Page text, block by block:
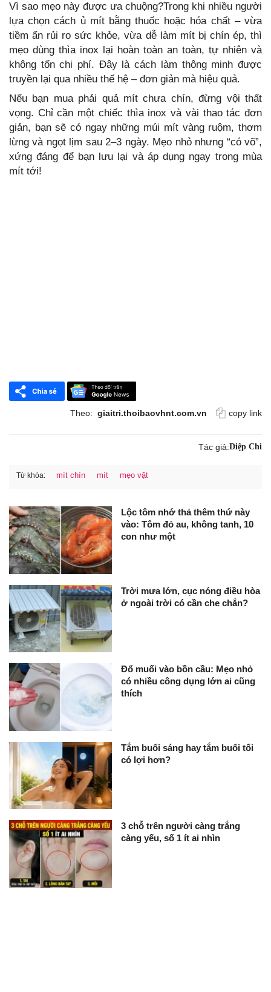
Vì sao mẹo này được ưa chuộng?Trong khi nhiều người
lựa chọn cách ủ mít bằng thuốc hoặc hóa chất – vừa
tiềm ẩn rủi ro sức khỏe, vừa dễ làm mít bị chín ép, thì
mẹo dùng thìa inox lại hoàn toàn an toàn, tự nhiên và
không tốn chi phí. Đây là cách làm thông minh được
truyền lại qua nhiều thế hệ – đơn giản mà hiệu quả.
Nếu bạn mua phải quả mít chưa chín, đừng vội thất
vọng. Chỉ cần một chiếc thìa inox và vài thao tác đơn
giản, bạn sẽ có ngay những múi mít vàng ruộm, thơm
lừng và ngọt lịm sau 2–3 ngày. Mẹo nhỏ nhưng “có võ”,
xứng đáng để bạn lưu lại và áp dụng ngay trong mùa
mít tới!
Theo: giaitri.thoibaovhnt.com.vn copy link
Tác giả:Diệp Chi
Từ khóa: mít chín mít mẹo vặt
Lộc tôm nhớ thả thêm thứ này
vào: Tôm đỏ au, không tanh, 10
con như một
Trời mưa lớn, cục nóng điều hòa
ở ngoài trời có cần che chắn?
Đổ muối vào bồn cầu: Mẹo nhỏ
có nhiều công dụng lớn ai cũng
thích
Tắm buổi sáng hay tắm buổi tối
có lợi hơn?
3 chỗ trên người càng trắng
càng yếu, số 1 ít ai nhìn